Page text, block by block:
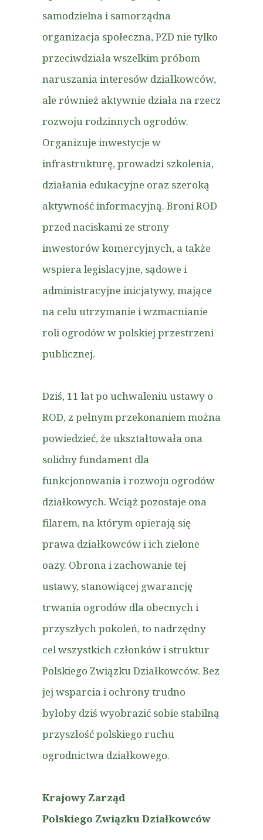
samodzielna i samorządna
organizacja społeczna, PZD nie tylko
przeciwdziała wszelkim próbom
naruszania interesów działkowców,
ale również aktywnie działa na rzecz
rozwoju rodzinnych ogrodów.
Organizuje inwestycje w
infrastrukturę, prowadzi szkolenia,
działania edukacyjne oraz szeroką
aktywność informacyjną. Broni ROD
przed naciskami ze strony
inwestorów komercyjnych, a także
wspiera legislacyjne, sądowe i
administracyjne inicjatywy, mające
na celu utrzymanie i wzmacnianie
roli ogrodów w polskiej przestrzeni
publicznej.
Dziś, 11 lat po uchwaleniu ustawy o
ROD, z pełnym przekonaniem można
powiedzieć, że ukształtowała ona
solidny fundament dla
funkcjonowania i rozwoju ogrodów
działkowych. Wciąż pozostaje ona
filarem, na którym opierają się
prawa działkowców i ich zielone
oazy. Obrona i zachowanie tej
ustawy, stanowiącej gwarancję
trwania ogrodów dla obecnych i
przyszłych pokoleń, to nadrzędny
cel wszystkich członków i struktur
Polskiego Związku Działkowców. Bez
jej wsparcia i ochrony trudno
byłoby dziś wyobrazić sobie stabilną
przyszłość polskiego ruchu
ogrodnictwa działkowego.
Krajowy Zarząd
Polskiego Związku Działkowców